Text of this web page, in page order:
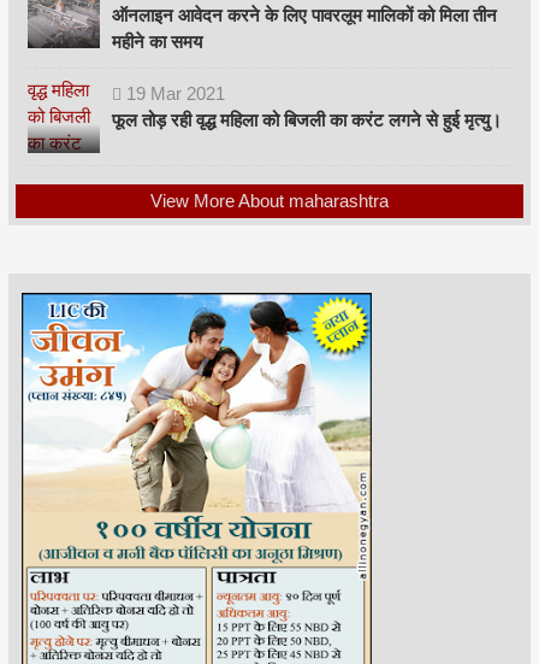
ऑनलाइन आवेदन करने के लिए पावरलूम मालिकों को मिला तीन
महीने का समय
19 Mar 2021
फूल तोड़ रही वृद्ध महिला को बिजली का करंट लगने से हुई मृत्यु।
View More About maharashtra